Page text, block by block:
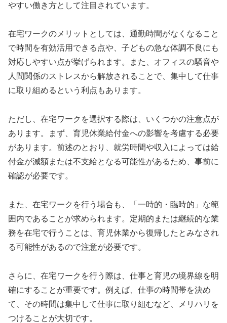
やすい働き方として注目されています。
在宅ワークのメリットとしては、通勤時間がなくなること
で時間を有効活用できる点や、子どもの急な体調不良にも
対応しやすい点が挙げられます。また、オフィスの騒音や
人間関係のストレスから解放されることで、集中して仕事
に取り組めるという利点もあります。
ただし、在宅ワークを選択する際は、いくつかの注意点が
あります。まず、育児休業給付金への影響を考慮する必要
があります。前述のとおり、就労時間や収入によっては給
付金が減額または不支給となる可能性があるため、事前に
確認が必要です。
また、在宅ワークを行う場合も、「一時的・臨時的」な範
囲内であることが求められます。定期的または継続的な業
務を在宅で行うことは、育児休業から復帰したとみなされ
る可能性があるので注意が必要です。
さらに、在宅ワークを行う際は、仕事と育児の境界線を明
確にすることが重要です。例えば、仕事の時間帯を決め
て、その時間は集中して仕事に取り組むなど、メリハリを
つけることが大切です。